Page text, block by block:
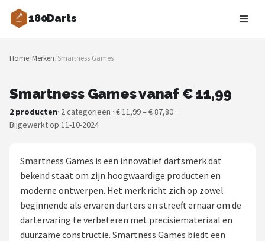
180Darts
Zoeken
NAVIGATIE
Merken
Dartspelers
Toernooien
Spelregels
Home/Merken/Smartness Games
Smartness Games vanaf € 11,99
2 producten· 2 categorieën · € 11,99 – € 87,80 ·
Bijgewerkt op 11-10-2024
Smartness Games is een innovatief dartsmerk dat
bekend staat om zijn hoogwaardige producten en
moderne ontwerpen. Het merk richt zich op zowel
beginnende als ervaren darters en streeft ernaar om de
dartervaring te verbeteren met precisiemateriaal en
duurzame constructie. Smartness Games biedt een